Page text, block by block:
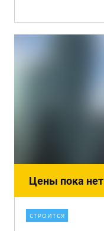
Цены пока нет
СТРОИТСЯ